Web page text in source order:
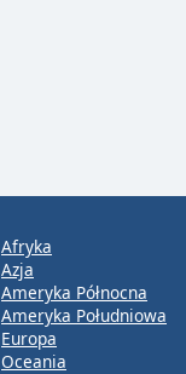
Afryka
Azja
Ameryka Północna
Ameryka Południowa
Europa
Oceania